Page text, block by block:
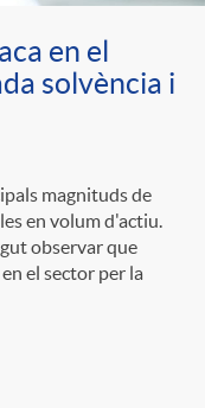
en el
solvència i
magnituds de
en volum d'actiu.
observar que
el sector per la